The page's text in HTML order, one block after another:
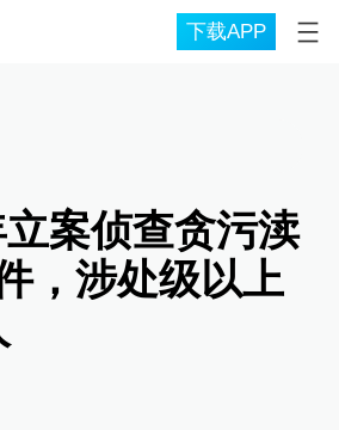
下载APP
案侦查贪污渎
，涉处级以上